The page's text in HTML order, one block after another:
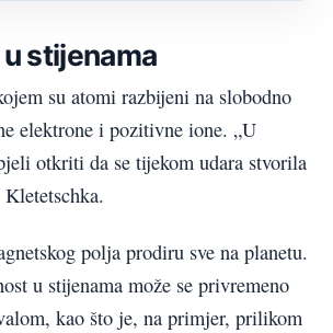
stijenama
su atomi razbijeni na slobodno
elektrone i pozitivne ione. „U
otkriti da se tijekom udara stvorila
polja prodiru sve na planetu.
u stijenama može se privremeno
kao što je, na primjer, prilikom